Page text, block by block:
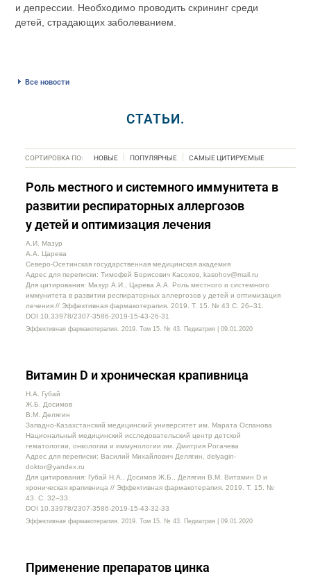
и депрессии. Необходимо проводить скрининг среди
детей, страдающих заболеванием.
Все новости
СТАТЬИ.
СОРТИРОВКА ПО: НОВЫЕ ПОПУЛЯРНЫЕ САМЫЕ ЦИТИРУЕМЫЕ
Роль местного и системного иммунитета в
развитии респираторных аллергозов
у детей и оптимизация лечения
А.И. Мазур
А.А. Царева
Северо-Осетинская государственная медицинская академия
Адрес для переписки: Тимофей Борисович Касохов, kasohov@mail.ru
Для цитирования: Мазур А.И., Царева А.А. Роль местного и системного
иммунитета в развитии респираторных аллергозов у детей и оптимизация
лечения // Эффективная фармакотерапия. 2019. Т. 15. № 43 С. 26–31.
DOI 10.33978/2307-3586-2019-15-43-26-31
Эффективная фармакотерапия. 2019. Том 15. № 43. Педиатрия | 09.01.2020
Витамин D и хроническая крапивница
Н.А. Губай
Ж.Б. Досимов
В.М. Делягин
Западно-Казахстанский медицинский университет им. Марата Оспанова
Национальный медицинский исследовательский центр детской
гематологии, онкологии и иммунологии им. Дмитрия Рогачева
Адрес для переписки: Василий Михайлович Делягин, delyagin-
doktor@yandex.ru
Для цитирования: Губай Н.А., Досимов Ж.Б., Делягин В.М. Витамин D и
хроническая крапивница // Эффективная фармакотерапия. 2019. Т. 15. №
43. С. 32–33.
DOI 10.33978/2307-3586-2019-15-43-32-33
Эффективная фармакотерапия. 2019. Том 15. № 43. Педиатрия | 09.01.2020
Применение препаратов цинка